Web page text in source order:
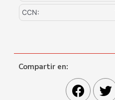
CCN:
Compartir en: